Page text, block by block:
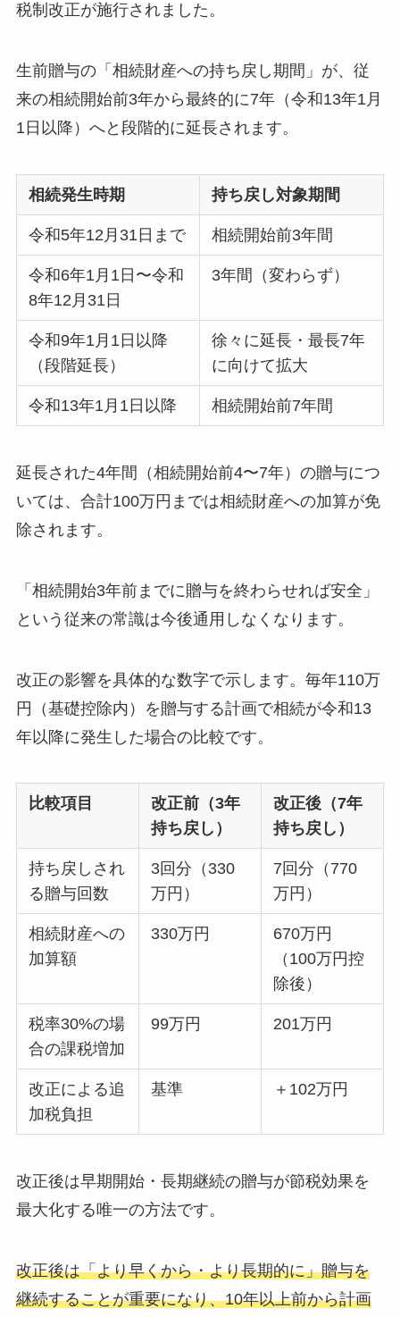
税制改正が施行されました。
生前贈与の「相続財産への持ち戻し期間」が、従
来の相続開始前3年から最終的に7年（令和13年1月
1日以降）へと段階的に延長されます。
相続発生時期 持ち戻し対象期間
令和5年12月31日まで 相続開始前3年間
令和6年1月1日〜令和
8年12月31日
3年間（変わらず）
令和9年1月1日以降
（段階延長）
徐々に延長・最長7年
に向けて拡大
令和13年1月1日以降 相続開始前7年間
延長された4年間（相続開始前4〜7年）の贈与につ
いては、合計100万円までは相続財産への加算が免
除されます。
「相続開始3年前までに贈与を終わらせれば安全」
という従来の常識は今後通用しなくなります。
改正の影響を具体的な数字で示します。毎年110万
円（基礎控除内）を贈与する計画で相続が令和13
年以降に発生した場合の比較です。
比較項目
改正前（3年
持ち戻し）
改正後（7年
持ち戻し）
持ち戻しされ
る贈与回数
3回分（330
万円）
7回分（770
万円）
相続財産への
加算額
330万円
670万円
（100万円控
除後）
税率30%の場
合の課税増加
99万円 201万円
改正による追
加税負担
基準 ＋102万円
改正後は早期開始・長期継続の贈与が節税効果を
最大化する唯一の方法です。
改正後は「より早くから・より長期的に」贈与を
継続することが重要になり、10年以上前から計画